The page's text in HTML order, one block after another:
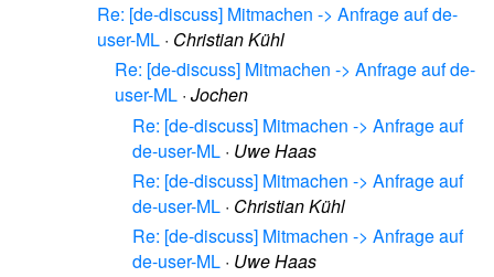
Re: [de-discuss] Mitmachen -> Anfrage auf de-
user-ML · Christian Kühl
Re: [de-discuss] Mitmachen -> Anfrage auf de-
user-ML · Jochen
Re: [de-discuss] Mitmachen -> Anfrage auf
de-user-ML · Uwe Haas
Re: [de-discuss] Mitmachen -> Anfrage auf
de-user-ML · Christian Kühl
Re: [de-discuss] Mitmachen -> Anfrage auf
de-user-ML · Uwe Haas